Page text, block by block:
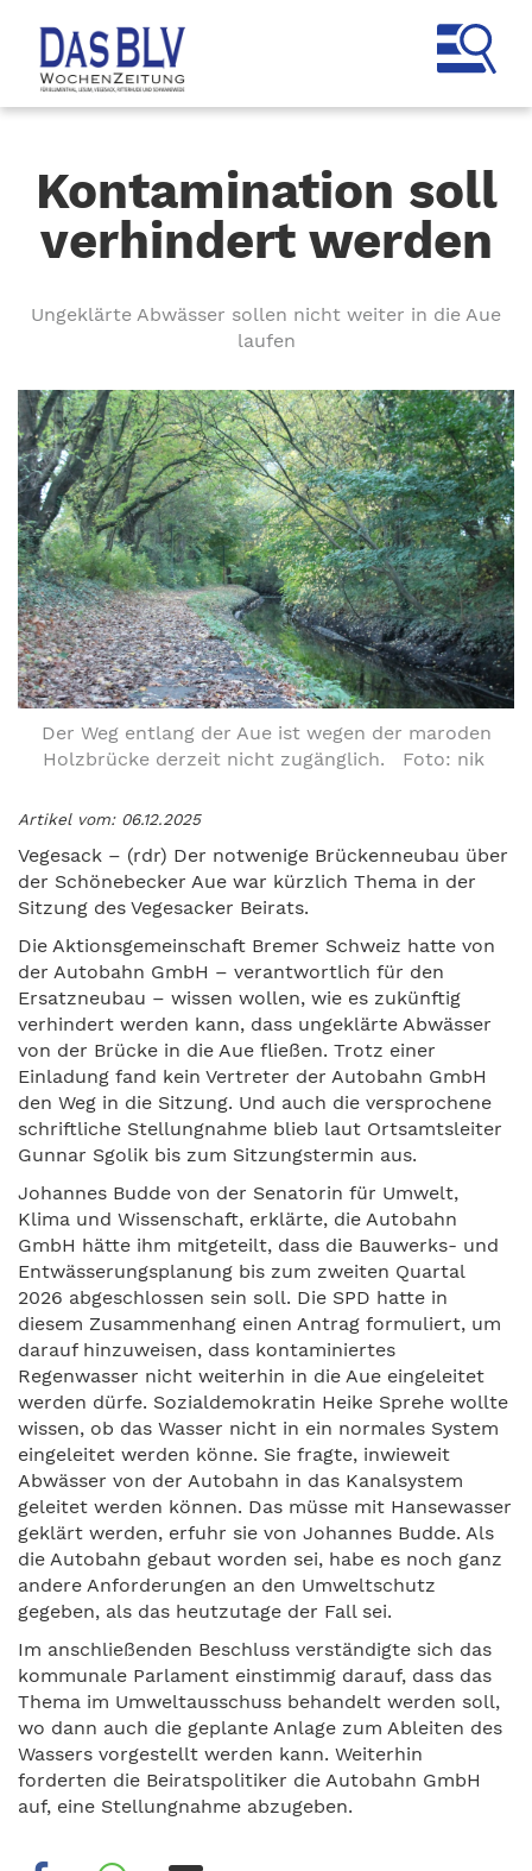
Kontamination soll
verhindert werden
Ungeklärte Abwässer sollen nicht weiter in die Aue
laufen
Der Weg entlang der Aue ist wegen der maroden
Holzbrücke derzeit nicht zugänglich. Foto: nik
Artikel vom: 06.12.2025
Vegesack – (rdr) Der notwenige Brückenneubau über
der Schönebecker Aue war kürzlich Thema in der
Sitzung des Vegesacker Beirats.
Die Aktionsgemeinschaft Bremer Schweiz hatte von
der Autobahn GmbH – verantwortlich für den
Ersatzneubau – wissen wollen, wie es zukünftig
verhindert werden kann, dass ungeklärte Abwässer
von der Brücke in die Aue fließen. Trotz einer
Einladung fand kein Vertreter der Autobahn GmbH
den Weg in die Sitzung. Und auch die versprochene
schriftliche Stellungnahme blieb laut Ortsamtsleiter
Gunnar Sgolik bis zum Sitzungstermin aus.
Johannes Budde von der Senatorin für Umwelt,
Klima und Wissenschaft, erklärte, die Autobahn
GmbH hätte ihm mitgeteilt, dass die Bauwerks- und
Entwässerungsplanung bis zum zweiten Quartal
2026 abgeschlossen sein soll. Die SPD hatte in
diesem Zusammenhang einen Antrag formuliert, um
darauf hinzuweisen, dass kontaminiertes
Regenwasser nicht weiterhin in die Aue eingeleitet
werden dürfe. Sozialdemokratin Heike Sprehe wollte
wissen, ob das Wasser nicht in ein normales System
eingeleitet werden könne. Sie fragte, inwieweit
Abwässer von der Autobahn in das Kanalsystem
geleitet werden können. Das müsse mit Hansewasser
geklärt werden, erfuhr sie von Johannes Budde. Als
die Autobahn gebaut worden sei, habe es noch ganz
andere Anforderungen an den Umweltschutz
gegeben, als das heutzutage der Fall sei.
Im anschließenden Beschluss verständigte sich das
kommunale Parlament einstimmig darauf, dass das
Thema im Umweltausschuss behandelt werden soll,
wo dann auch die geplante Anlage zum Ableiten des
Wassers vorgestellt werden kann. Weiterhin
forderten die Beiratspolitiker die Autobahn GmbH
auf, eine Stellungnahme abzugeben.